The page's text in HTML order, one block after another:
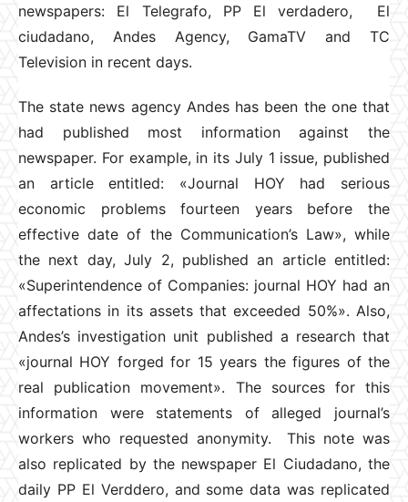
newspapers: El Telegrafo, PP El verdadero, El
ciudadano, Andes Agency, GamaTV and TC
Television in recent days.
The state news agency Andes has been the one that
had published most information against the
newspaper. For example, in its July 1 issue, published
an article entitled: «Journal HOY had serious
economic problems fourteen years before the
effective date of the Communication’s Law», while
the next day, July 2, published an article entitled:
«Superintendence of Companies: journal HOY had an
affectations in its assets that exceeded 50%». Also,
Andes’s investigation unit published a research that
«journal HOY forged for 15 years the figures of the
real publication movement». The sources for this
information were statements of alleged journal’s
workers who requested anonymity. This note was
also replicated by the newspaper El Ciudadano, the
daily PP El Verddero, and some data was replicated